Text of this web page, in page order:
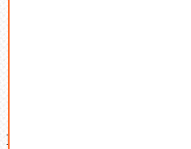
Латунный и
Ваша корзина